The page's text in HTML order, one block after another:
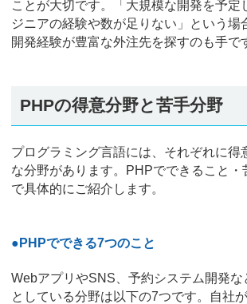
ことが大切です。「大規模な開発を予定
ジニアの経験や数が足りない」という場
開発経験が豊富な外注先を探すのも手で
PHPの得意分野と苦手分野
プログラミング言語には、それぞれに得
な分野があります。PHPでできること・
で具体的にご紹介します。
●PHPでできる7つのこと
WebアプリやSNS、予約システム開発
としている分野は以下の7つです。自社